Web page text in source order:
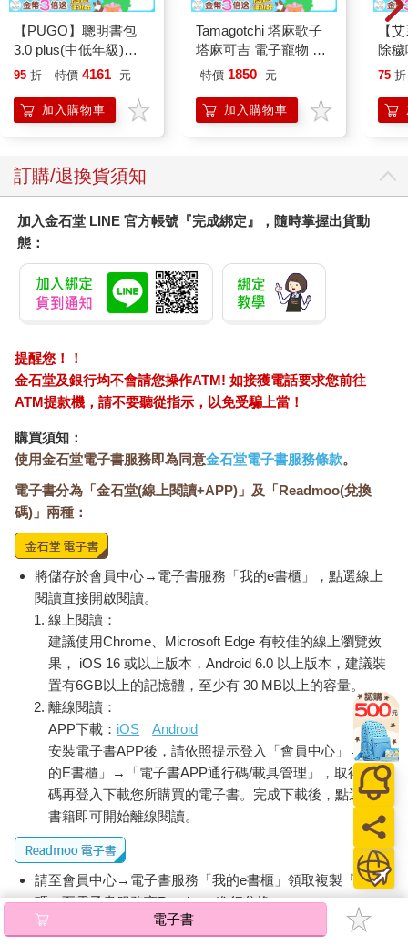
勢族群，設下了高稅標準，讓表現傑出、有能力的人付更多稅
收，以照顧先天或後天失足的弱勢群體，有效回饋社會。好比政
府會特別補助表現較差的學區與學校，讓他們獲得更多資源來照
顧學生。
這是一個表面上看似公平、實際上不公平且有漏洞的政策，因為
努力辦學、表現好的學校，反而受到「被動的處罰」，得不到更
而這一切，都可以回到瑞典的Lagom哲學來探討，也就是一種剛
別人更差，大家都被放在一個平等的標準線上看待。在標準線下
的人，值得群體的更多幫助；在標準線上的人，有責任付出更
多。
***
然而，沒有永遠的烏托邦。
雖然瑞典教育在創新與創意指數上仍然處於領先地位，卻有愈來
也經常聽到學界和商界憂心瑞典的未來競爭力不足，教育只努力
照顧標準線附近和標準線以下的小孩，不願意多多提拔資優學
童。
除此之外，近十年來大幅成長的移民與難民人數加大了人口的異
質性，不同的文化背景、程度不一的家長，讓瑞典老師比以往更
難掌握整個班級的教學平衡。
更迫切的問題還有普遍低薪的教育系統留不住教學人才，教學熱
忱敵不過現實的壓迫，瑞典老師的資格與教學品質開始滑落，成
為近年新聞中常被檢討的議題。
一個國家未來的強盛，往往可以由小窺大。不想培養資優生的瑞
典，能否繼續以國際資優生的姿態傲視全球？更重要的是，是否
能在優良傳統與國際競爭之中，取得最剛剛好的平衡呢？
【PUGO】聰明書包
3.0 plus(中低年級)酷
黑 全新進化玩美上市
95 折 特價 4161 元
加入購物車
Tamagotchi 塔麻歌子
塔麻可吉 電子寵物 樂
園系列（熱帶橙果／極
特價 1850 元
加入購物車
【
除
平安
另
75 折
訂購/退換貨須知
加入金石堂 LINE 官方帳號『完成綁定』，隨時掌握出貨動
態：
提醒您！！
金石堂及銀行均不會請您操作ATM! 如接獲電話要求您前往
ATM提款機，請不要聽從指示，以免受騙上當！
購買須知：
使用金石堂電子書服務即為同意金石堂電子書服務條款。
電子書分為「金石堂(線上閱讀+APP)」及「Readmoo(兌換
碼)」兩種：
將儲存於會員中心→電子書服務「我的e書櫃」，點選線上
閱讀直接開啟閱讀。
線上閱讀：
建議使用Chrome、Microsoft Edge 有較佳的線上瀏覽效
果， iOS 16 或以上版本，Android 6.0 以上版本，建議裝
置有6GB以上的記憶體，至少有 30 MB以上的容量。
離線閱讀：
APP下載： iOS
Android
安裝電子書APP後，請依照提示登入「會員中心」→「我
的E書櫃」→「電子書APP通行碼/載具管理」，取得通行
碼再登入下載您所購買的電子書。完成下載後，點選任一
書籍即可開始離線閱讀。
請至會員中心→電子書服務「我的e書櫃」領取複製『兌換
碼』至電子書服務商Readmoo進行兌換。
退換貨須知：
電子書